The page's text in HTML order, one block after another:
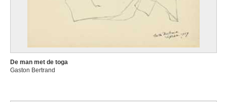
De man met de toga
Gaston Bertrand